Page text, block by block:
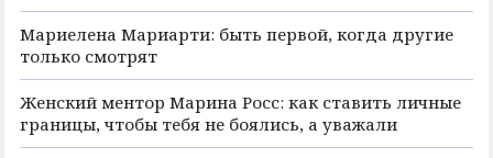
Мариелена Мариарти: быть первой, когда другие
только смотрят
Женский ментор Марина Росс: как ставить личные
границы, чтобы тебя не боялись, а уважали